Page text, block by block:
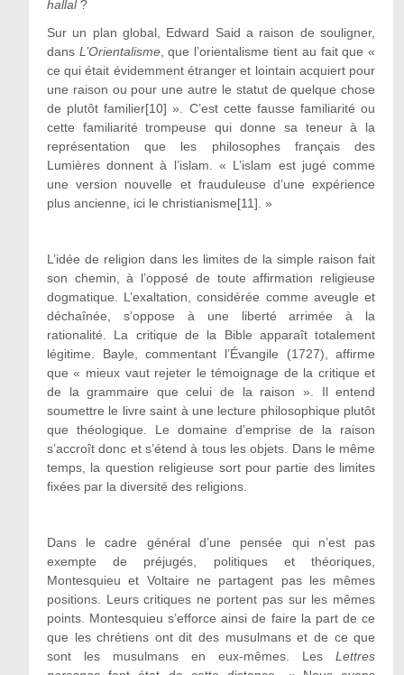
hallal?
Sur un plan global, Edward Said a raison de souligner,
dans L’Orientalisme, que l’orientalisme tient au fait que «
ce qui était évidemment étranger et lointain acquiert pour
une raison ou pour une autre le statut de quelque chose
de plutôt familier[10] ». C’est cette fausse familiarité ou
cette familiarité trompeuse qui donne sa teneur à la
représentation que les philosophes français des
Lumières donnent à l’islam. « L’islam est jugé comme
une version nouvelle et frauduleuse d’une expérience
plus ancienne, ici le christianisme[11]. »
L’idée de religion dans les limites de la simple raison fait
son chemin, à l’opposé de toute affirmation religieuse
dogmatique. L’exaltation, considérée comme aveugle et
déchaînée, s’oppose à une liberté arrimée à la
rationalité. La critique de la Bible apparaît totalement
légitime. Bayle, commentant l’Évangile (1727), affirme
que « mieux vaut rejeter le témoignage de la critique et
de la grammaire que celui de la raison ». Il entend
soumettre le livre saint à une lecture philosophique plutôt
que théologique. Le domaine d’emprise de la raison
s’accroît donc et s’étend à tous les objets. Dans le même
temps, la question religieuse sort pour partie des limites
fixées par la diversité des religions.
Dans le cadre général d’une pensée qui n’est pas
exempte de préjugés, politiques et théoriques,
Montesquieu et Voltaire ne partagent pas les mêmes
positions. Leurs critiques ne portent pas sur les mêmes
points. Montesquieu s’efforce ainsi de faire la part de ce
que les chrétiens ont dit des musulmans et de ce que
sont les musulmans en eux-mêmes. LesLettres